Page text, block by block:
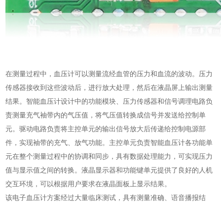
在测量过程中，血压计可以测量流经血管的压力和血流的波动。压力
传感器接收到这些波动后，进行放大处理，然后在液晶屏上输出测量
结果。智能血压计设计中的功能模块、压力传感器和信号调理电路负
责测量充气袖带内的气压值，将气压值转换成信号并发送给控制单
元。驱动电路负责将主控单元的输出信号放大后传递给控制电源部
件，实现袖带的充气、放气功能。主控单元负责智能血压计各功能单
元在整个测量过程中的协调和同步，具有数据处理能力，可实现压力
值与显示值之间的转换。液晶显示器和功能键单元提供了良好的人机
交互环境，可以根据用户要求在液晶面板上显示结果。
该电子血压计方案经过大量临床测试，具有测量准确、语音播报结